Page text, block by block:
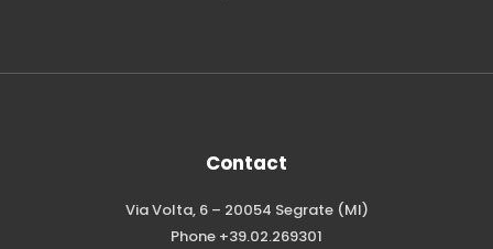
Contact
Via Volta, 6 – 20054 Segrate (MI)
Phone +39.02.269301